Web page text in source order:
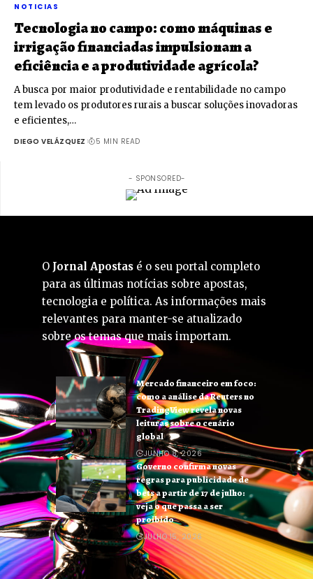
NOTICIAS
Tecnologia no campo: como máquinas e
irrigação financiadas impulsionam a
eficiência e a produtividade agrícola?
A busca por maior produtividade e rentabilidade no campo
tem levado os produtores rurais a buscar soluções inovadoras
e eficientes,…
DIEGO VELÁZQUEZ 5 MIN READ
- SPONSORED-
O Jornal Apostas é o seu portal completo
para as últimas notícias sobre apostas,
tecnologia e política. As informações mais
relevantes para manter-se atualizado
sobre os temas que mais importam.
Mercado financeiro em foco:
como a análise da Reuters no
TradingView revela novas
leituras sobre o cenário
global
JUNHO 8, 2026
Governo confirma novas
regras para publicidade de
bets a partir de 17 de julho:
veja o que passa a ser
proibido
JULHO 15, 2026